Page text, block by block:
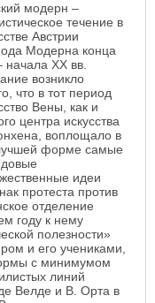
модерн –
течение в
Австрии
Модерна конца
начала XX вв.
возникло
что в тот период
Вены, как и
центра искусства
воплощало в
форме самые
идеи
протеста против
отделение
году к нему
полезности»
и его учениками,
с минимумом
линий
Велде и В. Орта в